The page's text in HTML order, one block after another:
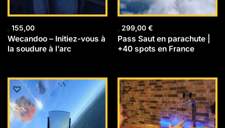
155,00
Wecandoo – Initiez-vous à
la soudure à l’arc
299,00 €
Pass Saut en parachute |
+40 spots en France
Le
prix
initial
était :
69,00 €.
Le
prix
actuel
est :
49,00 €.